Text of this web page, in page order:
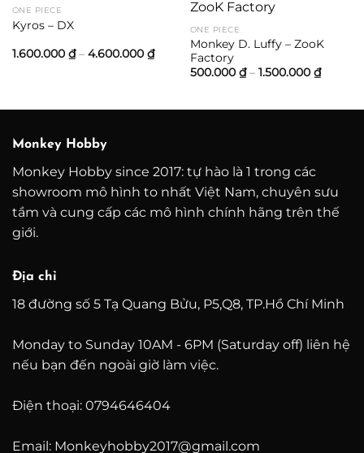
ONE PIECE
Kyros – DX
1.600.000 ₫ – 4.600.000 ₫Khoảng
giá:
ONE PIECE
Monkey D. Luffy – ZooK
Factory
500.000 ₫ – 1.500.000 ₫Khoảng
giá:
đến
Monkey Hobby
Monkey Hobby since 2017: tự hào là 1 trong các
showroom mô hình to nhất Việt Nam, chuyên sưu
tầm và cung cấp các mô hình chính hãng trên thế
giới.
Địa chỉ
18 đường số 5 Tạ Quang Bửu, P5,Q8, TP.Hồ Chí Minh
Monday to Sunday 10AM - 6PM (Saturday off) liên hệ
nếu bạn đến ngoài giờ làm việc.
Điện thoại: 0794646404
Email: Monkeyhobby2017@gmail.com